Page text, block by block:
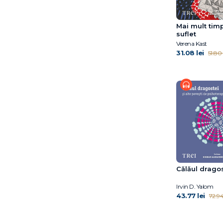
Mai mult
suflet
Verena Kast
31.08 lei 51.80
Călăul
Irvin D. Yalom
43.77 lei